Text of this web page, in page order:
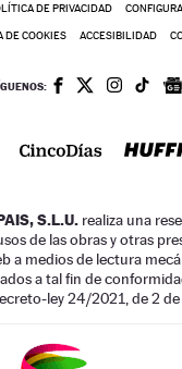
DE PRIVACIDAD
DE COOKIES ACCESIBILIDAD
S.L.U. realiza una
de las obras y otras
a medios de lectura
a tal fin de
ley 24/2021, de 2 de